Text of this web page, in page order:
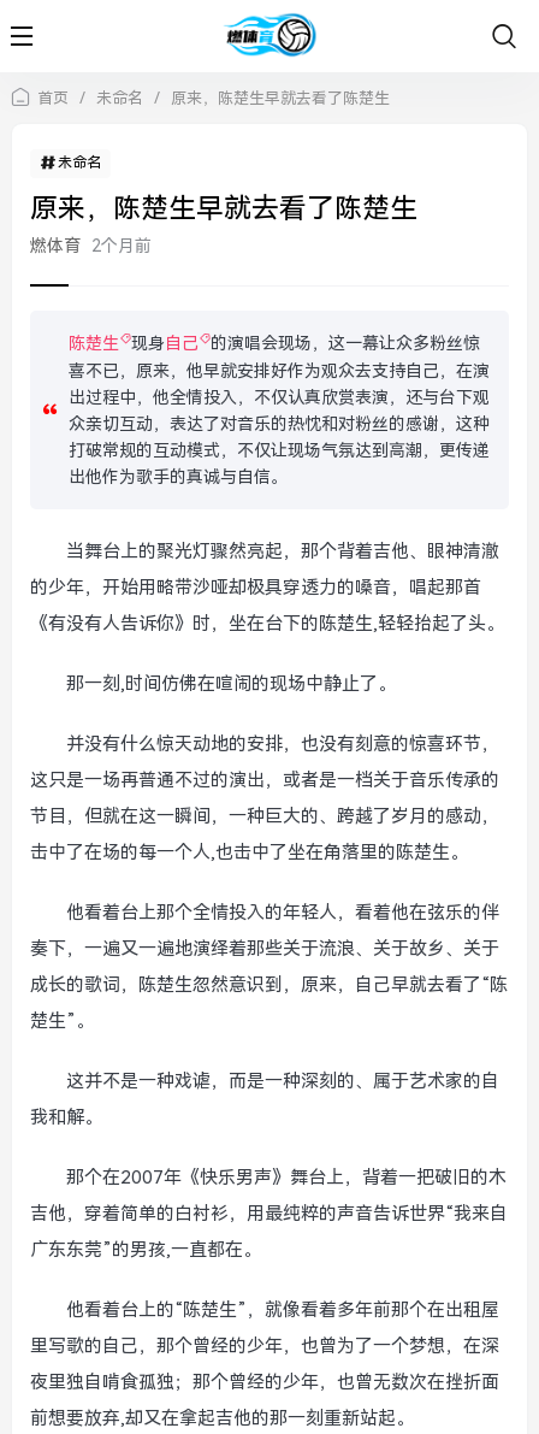
首页 / 未命名 / 原来，陈楚生早就去看了陈楚生
未命名
原来，陈楚生早就去看了陈楚生
燃体育 2个月前
陈楚生 现身自己
的演唱会现场，这一幕让众多粉丝惊
喜不已，原来，他早就安排好作为观众去支持自己，在演
出过程中，他全情投入，不仅认真欣赏表演，还与台下观
众亲切互动，表达了对音乐的热忱和对粉丝的感谢，这种
打破常规的互动模式，不仅让现场气氛达到高潮，更传递
出他作为歌手的真诚与自信。
当舞台上的聚光灯骤然亮起，那个背着吉他、眼神清澈
的少年，开始用略带沙哑却极具穿透力的嗓音，唱起那首
《有没有人告诉你》时，坐在台下的陈楚生,轻轻抬起了头。
那一刻,时间仿佛在喧闹的现场中静止了。
并没有什么惊天动地的安排，也没有刻意的惊喜环节，
这只是一场再普通不过的演出，或者是一档关于音乐传承的
节目，但就在这一瞬间，一种巨大的、跨越了岁月的感动，
击中了在场的每一个人,也击中了坐在角落里的陈楚生。
他看着台上那个全情投入的年轻人，看着他在弦乐的伴
奏下，一遍又一遍地演绎着那些关于流浪、关于故乡、关于
成长的歌词，陈楚生忽然意识到，原来，自己早就去看了“陈
楚生”。
这并不是一种戏谑，而是一种深刻的、属于艺术家的自
我和解。
那个在2007年《快乐男声》舞台上，背着一把破旧的木
吉他，穿着简单的白衬衫，用最纯粹的声音告诉世界“我来自
广东东莞”的男孩,一直都在。
他看着台上的“陈楚生”，就像看着多年前那个在出租屋
里写歌的自己，那个曾经的少年，也曾为了一个梦想，在深
夜里独自啃食孤独；那个曾经的少年，也曾无数次在挫折面
前想要放弃,却又在拿起吉他的那一刻重新站起。